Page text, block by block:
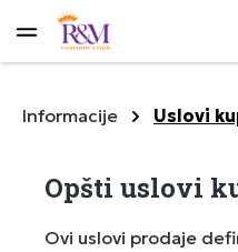
sadržaj
Informacije Uslovi
Opšti uslovi
Ovi uslovi prodaje